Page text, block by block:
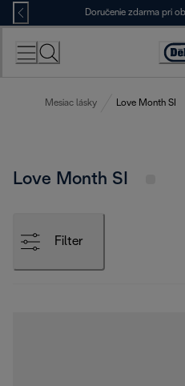
Skip
to
Content
Doručenie zdarma pri
Mesiac lásky Love Month SI
Love Month SI
Filter